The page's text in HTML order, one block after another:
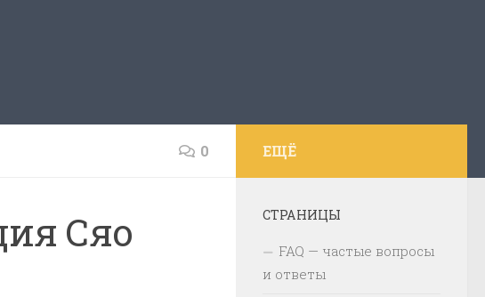
0
Сяо
ЕЩЁ
СТРАНИЦЫ
FAQ — частые вопросы
и ответы